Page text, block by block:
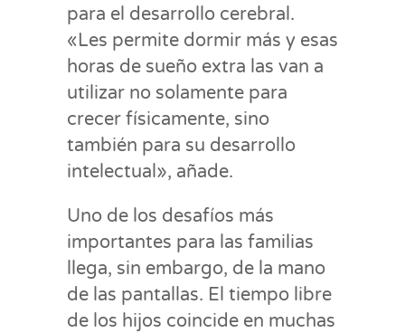
para el desarrollo cerebral.
«Les permite dormir más y esas
horas de sueño extra las van a
utilizar no solamente para
crecer físicamente, sino
también para su desarrollo
intelectual», añade.
Uno de los desafíos más
importantes para las familias
llega, sin embargo, de la mano
de las pantallas. El tiempo libre
de los hijos coincide en muchas